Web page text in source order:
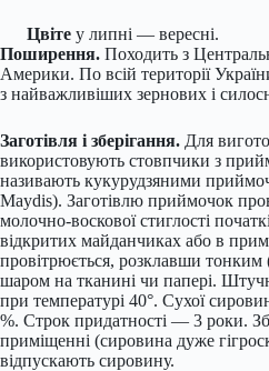
Цвіте у липні — вересні.
Поширення. Походить з
Америки. По всій території
з найважливіших зернових і
Заготівля і зберігання. Для
використовують стовпчики з
називають кукурудзяними
Maydis). Заготівлю приймочок
молочно-воскової стиглості
відкритих майданчиках або в
провітрюється, розклавши
шаром на тканині чи папері.
при температурі 40°. Сухої
%. Строк придатності — 3 роки.
приміщенні (сировина дуже
відпускають сировину.